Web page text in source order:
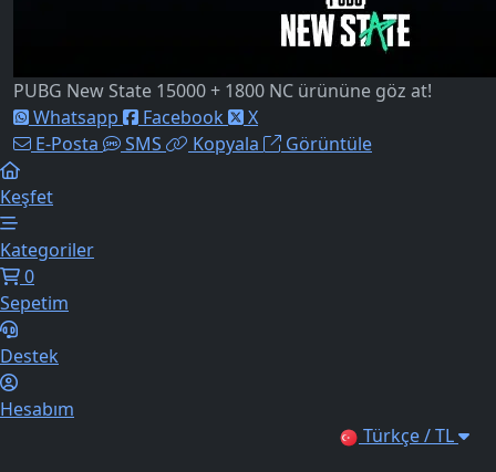
PUBG New State 15000 + 1800 NC ürününe göz at!
Whatsapp
Facebook
X
E-Posta
SMS Kopyala Görüntüle
Keşfet
Kategoriler
0
Sepetim
Destek
Hesabım
Türkçe / TL